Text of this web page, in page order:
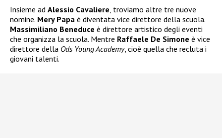
Insieme ad Alessio Cavaliere, troviamo altre tre nuove
nomine. Mery Papa è diventata vice direttore della scuola.
Massimiliano Beneduce è direttore artistico degli eventi
che organizza la scuola. Mentre Raffaele De Simone è vice
direttore della Ods Young Academy, cioè quella che recluta i
giovani talenti.